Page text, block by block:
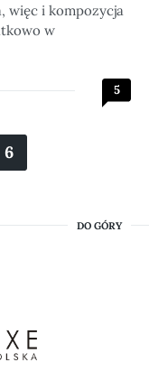
więc i kompozycja
w
5
6
DO GÓRY